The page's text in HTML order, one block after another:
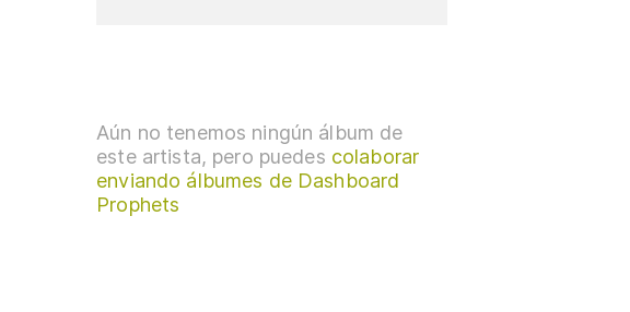
Aún no tenemos ningún álbum de
este artista, pero puedes colaborar
enviando álbumes de Dashboard
Prophets